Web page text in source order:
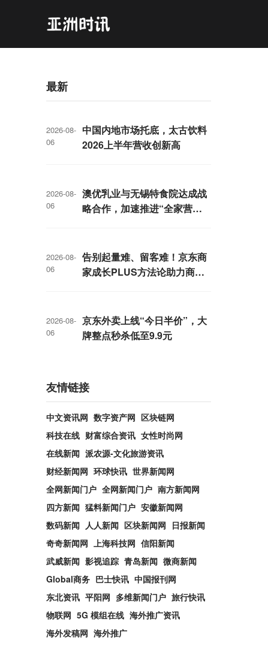
最新
2026-08-
06
中国内地市场托底，太古饮料
2026上半年营收创新高
2026-08-
06
澳优乳业与无锡特食院达成战
略合作，加速推进“全家营
2026-08-
06
告别起量难、留客难！京东商
家成长PLUS方法论助力商家
2026-08-
06
京东外卖上线“今日半价”，大
牌整点秒杀低至9.9元
友情链接
中文资讯网 数字资产网 区块链网
科技在线 财富综合资讯 女性时尚网
在线新闻 派农源-文化旅游资讯
财经新闻网 环球快讯 世界新闻网
全网新闻门户 全网新闻门户 南方新闻网
四方新闻 猛料新闻门户 安徽新闻网
数码新闻 人人新闻 区块新闻网 日报新闻
奇奇新闻网 上海科技网 信阳新闻
武威新闻 影视追踪 青岛新闻 微商新闻
Global商务 巴士快讯 中国报刊网
东北资讯 平阳网 多维新闻门户 旅行快讯
物联网 5G 模组在线 海外推广资讯
海外发稿网 海外推广